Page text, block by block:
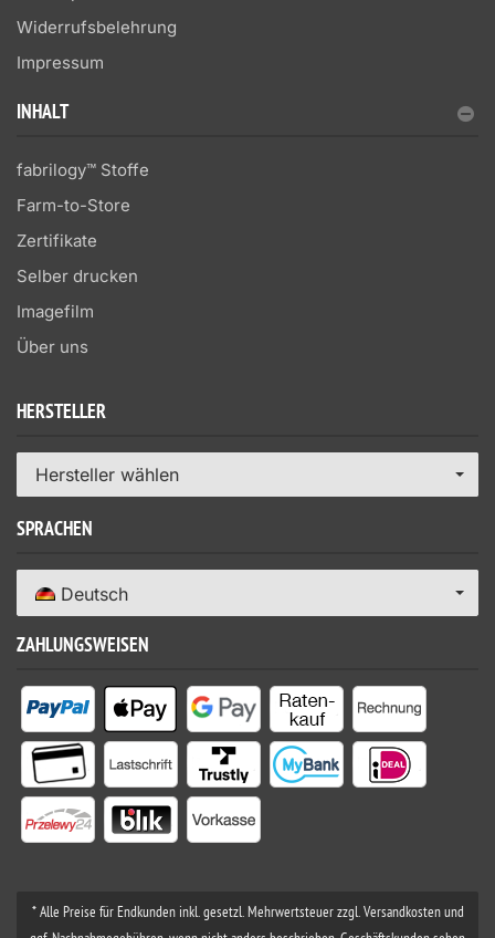
Widerrufsbelehrung
Impressum
INHALT
fabrilogy™ Stoffe
Farm-to-Store
Zertifikate
Selber drucken
Imagefilm
Über uns
HERSTELLER
Hersteller wählen
SPRACHEN
Deutsch
ZAHLUNGSWEISEN
* Alle Preise für Endkunden inkl. gesetzl. Mehrwertsteuer zzgl. Versandkosten und